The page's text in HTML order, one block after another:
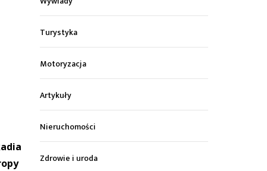
Turystyka
Motoryzacja
Artykuły
Nieruchomości
Zdrowie i uroda